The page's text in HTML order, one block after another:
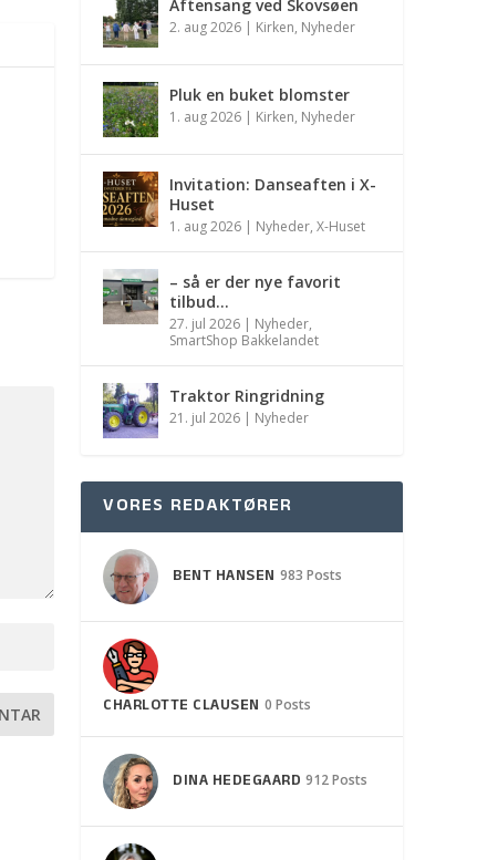
Aftensang ved Skovsøen
2. aug 2026 | Kirken, Nyheder
Pluk en buket blomster
1. aug 2026 | Kirken, Nyheder
Invitation: Danseaften i X-
Huset
1. aug 2026 | Nyheder,X-Huset
– så er der nye favorit
tilbud…
27. jul 2026 | Nyheder,
SmartShop Bakkelandet
Traktor Ringridning
21. jul 2026 | Nyheder
VORES REDAKTØRER
BENT HANSEN 983 Posts
CHARLOTTE CLAUSEN 0 Posts
DINA HEDEGAARD 912 Posts